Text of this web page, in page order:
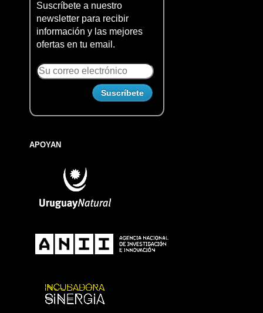
Suscríbete a nuestro
newsletter para recibir
información y las mejores
ofertas en tu email.
APOYAN